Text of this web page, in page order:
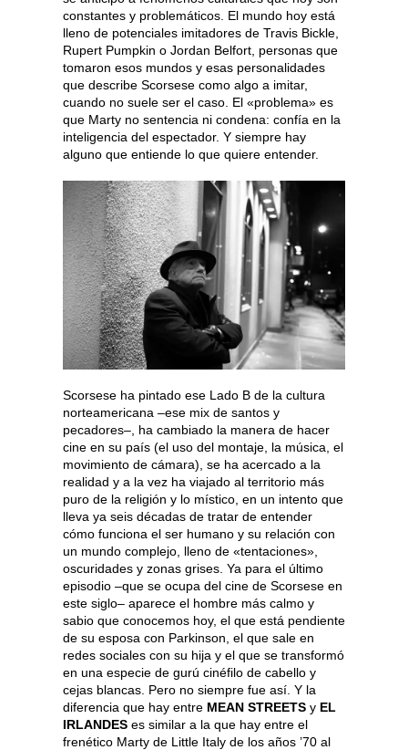
constantes y problemáticos. El mundo hoy está
lleno de potenciales imitadores de Travis Bickle,
Rupert Pumpkin o Jordan Belfort, personas que
tomaron esos mundos y esas personalidades
que describe Scorsese como algo a imitar,
cuando no suele ser el caso. El «problema» es
que Marty no sentencia ni condena: confía en la
inteligencia del espectador. Y siempre hay
alguno que entiende lo que quiere entender.
Scorsese ha pintado ese Lado B de la cultura
norteamericana –ese mix de santos y
pecadores–, ha cambiado la manera de hacer
cine en su país (el uso del montaje, la música, el
movimiento de cámara), se ha acercado a la
realidad y a la vez ha viajado al territorio más
puro de la religión y lo místico, en un intento que
lleva ya seis décadas de tratar de entender
cómo funciona el ser humano y su relación con
un mundo complejo, lleno de «tentaciones»,
oscuridades y zonas grises. Ya para el último
episodio –que se ocupa del cine de Scorsese en
este siglo– aparece el hombre más calmo y
sabio que conocemos hoy, el que está pendiente
de su esposa con Parkinson, el que sale en
redes sociales con su hija y el que se transformó
en una especie de gurú cinéfilo de cabello y
cejas blancas. Pero no siempre fue así. Y la
diferencia que hay entre MEAN STREETS y EL
IRLANDES es similar a la que hay entre el
frenético Marty de Little Italy de los años ’70 al